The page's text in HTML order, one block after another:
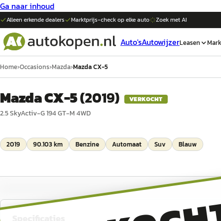
Ga naar inhoud
Alleen erkende dealers Marktprijs-check op elkeauto Zoek met AI
Auto'sAutowijzerLeasen
Home›Occasions›Mazda›Mazda CX-5
Mazda CX-5(2019) VERKOCHT
2.5 SkyActiv-G 194 GT-M 4WD
2019 90.103 km Benzine Automaat Suv Blauw